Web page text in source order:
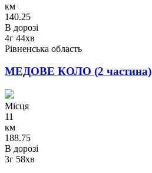
км
140.25
В дорозі
4г 44хв
Рівненська область
МЕДОВЕ КОЛО (2 частина)
Місця
11
км
188.75
В дорозі
3г 58хв